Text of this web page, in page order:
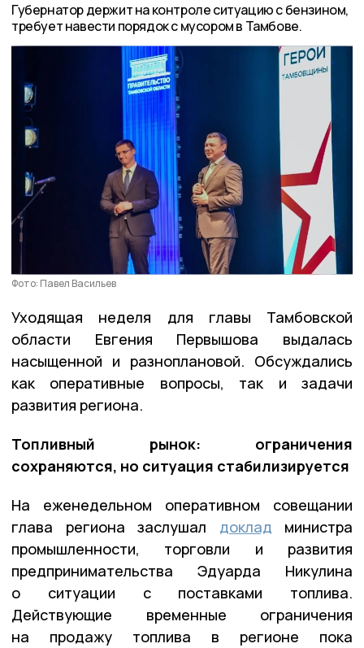
Губернатор держит на контроле ситуацию с бензином,
требует навести порядок с мусором в Тамбове.
Фото: Павел Васильев
Уходящая неделя для главы Тамбовской
области Евгения Первышова выдалась
насыщенной и разноплановой. Обсуждались
как оперативные вопросы, так и задачи
развития региона.
Топливный рынок: ограничения
сохраняются, но ситуация стабилизируется
На еженедельном оперативном совещании
глава региона заслушал доклад министра
промышленности, торговли и развития
предпринимательства Эдуарда Никулина
о ситуации с поставками топлива.
Действующие временные ограничения
на продажу топлива в регионе пока